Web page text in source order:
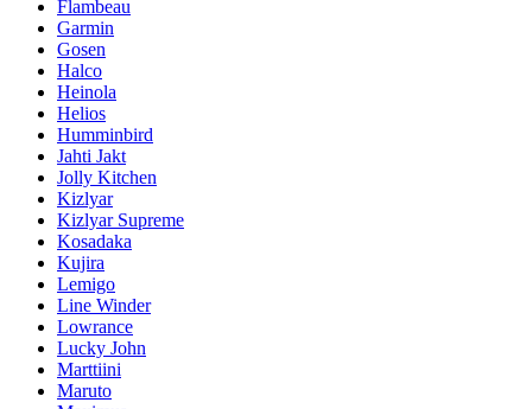
Flambeau
Garmin
Gosen
Halco
Heinola
Helios
Humminbird
Jahti Jakt
Jolly Kitchen
Kizlyar
Kizlyar Supreme
Kosadaka
Kujira
Lemigo
Line Winder
Lowrance
Lucky John
Marttiini
Maruto